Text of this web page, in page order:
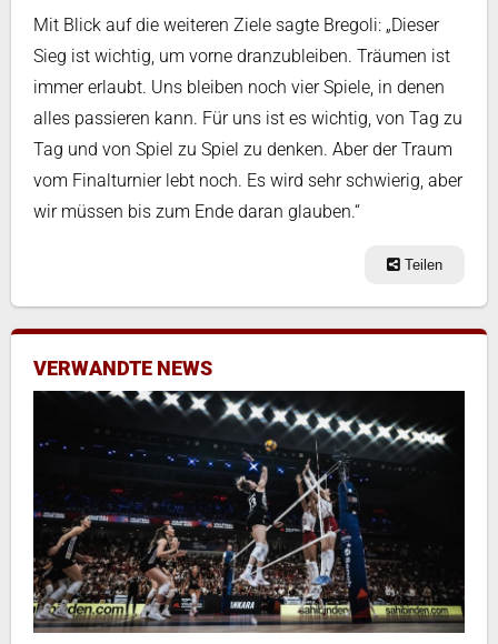
Mit Blick auf die weiteren Ziele sagte Bregoli: „Dieser
Sieg ist wichtig, um vorne dranzubleiben. Träumen ist
immer erlaubt. Uns bleiben noch vier Spiele, in denen
alles passieren kann. Für uns ist es wichtig, von Tag zu
Tag und von Spiel zu Spiel zu denken. Aber der Traum
vom Finalturnier lebt noch. Es wird sehr schwierig, aber
wir müssen bis zum Ende daran glauben.“
Teilen
VERWANDTE NEWS